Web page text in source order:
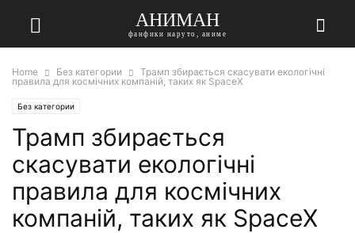
АНИМАН
фанфики наруто, аниме
Home Без категории
Трамп збирається скасувати екологічні
правила для космічних компаній, таких як SpaceX
Без категории
Трамп збирається
скасувати екологічні
правила для космічних
компаній, таких як SpaceX